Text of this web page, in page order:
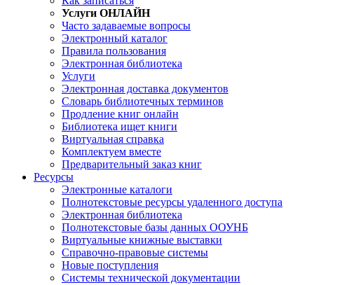
Услуги ОНЛАЙН
Часто задаваемые вопросы
Электронный каталог
Правила пользования
Электронная библиотека
Услуги
Электронная доставка документов
Словарь библиотечных терминов
Продление книг онлайн
Библиотека ищет книги
Виртуальная справка
Комплектуем вместе
Предварительный заказ книг
Ресурсы
Электронные каталоги
Полнотекстовые ресурсы удаленного доступа
Электронная библиотека
Полнотекстовые базы данных ООУНБ
Виртуальные книжные выставки
Справочно-правовые системы
Новые поступления
Cистемы технической документации